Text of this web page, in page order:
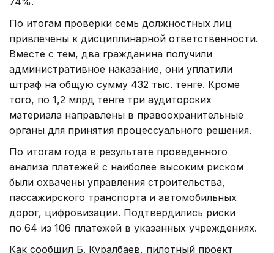
По итогам проверки семь должностных лиц
привлечены к дисциплинарной ответственности.
Вместе с тем, два гражданина получили
административное наказание, они уплатили
штраф на общую сумму 432 тыс. тенге. Кроме
того, по 1,2 млрд тенге три аудиторских
материала направлены в правоохранительные
органы для принятия процессуального решения.
По итогам года в результате проведенного
анализа платежей с наиболее высоким риском
были охвачены управления строительства,
пассажирского транспорта и автомобильных
дорог, цифровизации. Подтвердились риски
по 64 из 106 платежей в указанных учреждениях.
Как сообщил Б. Куралбаев, пилотный проект